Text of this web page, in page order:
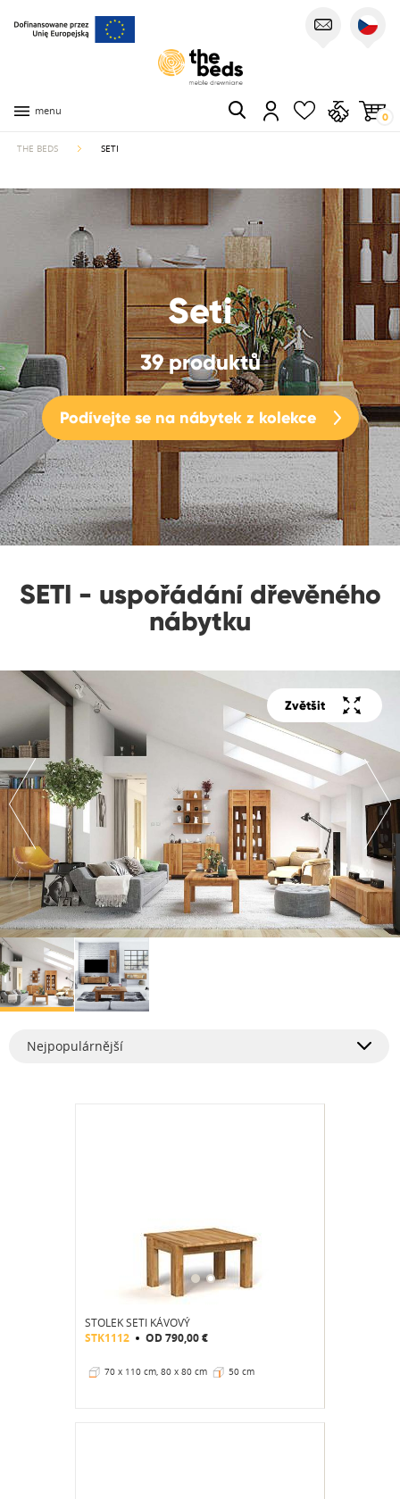
menu 0
THE BEDS SETI
Seti
39 produktů
Podívejte se na nábytek z kolekce
SETI - uspořádání dřevěného
nábytku
Zvětšit
Nejpopulárnější
STOLEK SETI KÁVOVÝ
STK1112 OD790,00 €
70 x 110 cm, 80 x 80 cm 50 cm